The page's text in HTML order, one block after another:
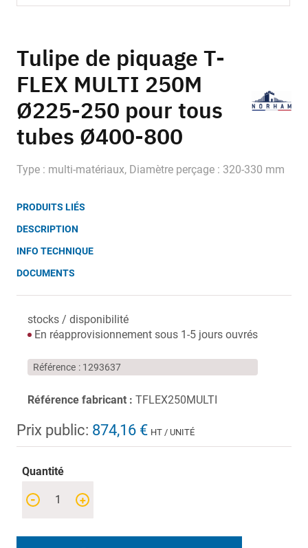
to
the
beginning
of
the
images
gallery
Tulipe de piquage T-
FLEX MULTI 250M
Ø225-250 pour tous
tubes Ø400-800
Type : multi-matériaux, Diamètre perçage : 320-330 mm
PRODUITS LIÉS
DESCRIPTION
INFO TECHNIQUE
DOCUMENTS
stocks / disponibilité
En réapprovisionnement sous 1-5 jours ouvrés
Référence 1293637
Référence fabricant : TFLEX250MULTI
Prix public: 874,16 € HT / UNITÉ
Quantité
+
-